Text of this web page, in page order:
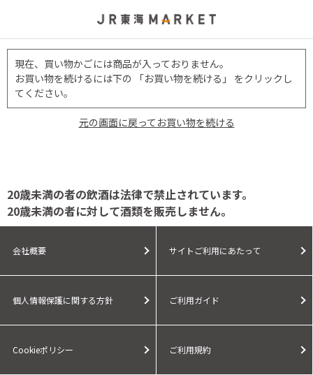
現在、買い物かごには商品が入っておりません。
お買い物を続けるには下の 「お買い物を続ける」 をクリックし
てください。
元の画面に戻ってお買い物を続ける
20歳未満の者の飲酒は法律で禁止されています。
20歳未満の者に対して酒類を販売しません。
会社概要 サイトご利用にあたって
個人情報保護に関する方針 ご利用ガイド
Cookieポリシー ご利用規約